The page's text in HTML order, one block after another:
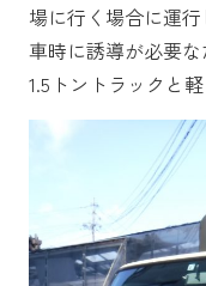
場に行く場合に運
車時に誘導が必要
1.5トントラックと